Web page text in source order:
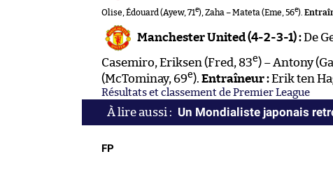
Olise, Édouard (Ayew, 71e), Zaha – Mateta (Eme, 56e).
Manchester United (4-2-3-1) :De
Casemiro, Eriksen (Fred, 83e) – Antony
(McTominay, 69e). Entraîneur :Erik ten
Résultats et classement de Premier League
Un Mondialiste japonais
FP